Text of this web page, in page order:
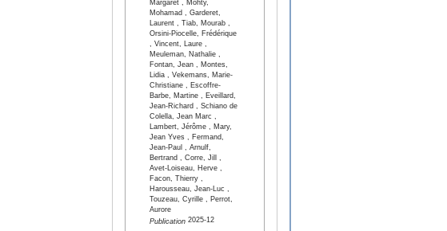
Margaret , Mohty,
Mohamad , Garderet,
Laurent , Tiab, Mourab ,
Orsini-Piocelle, Frédérique
, Vincent, Laure ,
Meuleman, Nathalie ,
Fontan, Jean , Montes,
Lidia , Vekemans, Marie-
Christiane , Escoffre-
Barbe, Martine , Eveillard,
Jean-Richard , Schiano de
Colella, Jean Marc ,
Lambert, Jérôme , Mary,
Jean Yves , Fermand,
Jean-Paul , Arnulf,
Bertrand , Corre, Jill ,
Avet-Loiseau, Herve ,
Facon, Thierry ,
Harousseau, Jean-Luc ,
Touzeau, Cyrille , Perrot,
Aurore
Publication2025-12